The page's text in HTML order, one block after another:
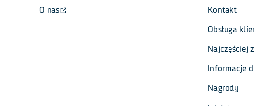
O nas Kontakt
Obsługa
Najczęściej
Informacje
Nagrody